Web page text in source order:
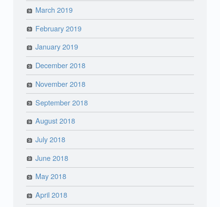
March 2019
February 2019
January 2019
December 2018
November 2018
September 2018
August 2018
July 2018
June 2018
May 2018
April 2018